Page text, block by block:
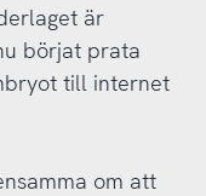
är
börjat prata
till internet
om att